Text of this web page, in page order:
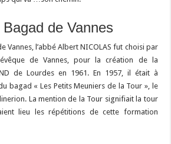
Bagad de Vannes
Vannes, l’abbé Albert NICOLAS fut choisi par
évêque de Vannes, pour la création de la
de Lourdes en 1961. En 1957, il était à
bagad « Les Petits Meuniers de la Tour », le
La mention de la Tour signifiait la tour
lieu les répétitions de cette formation